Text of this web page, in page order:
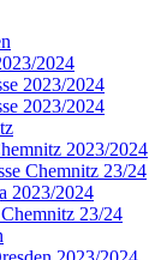
2024
2023/2024
2023/2024
2023/2024
Chemnitz 23/24
2023/2024
23/24